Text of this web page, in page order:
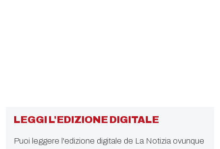
LEGGI L'EDIZIONE DIGITALE
Puoi leggere l'edizione digitale de La Notizia ovunque